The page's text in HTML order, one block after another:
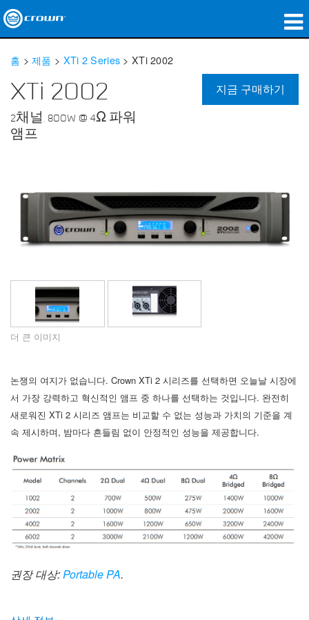
응용 분야
네트워크 오디오
구매처
언어/지역
홈 >제품 > XTi 2 Series > XTi 2002
XTi 2002
2채널, 800W @ 4Ω 파워
앰프
지금 구매하기
더 큰 이미지
논쟁의 여지가 없습니다. Crown XTi 2 시리즈를 선택하면 오늘날 시장에
서 가장 강력하고 혁신적인 앰프 중 하나를 선택하는 것입니다. 완전히
새로워진 XTi 2 시리즈 앰프는 비교할 수 없는 성능과 가치의 기준을 계
속 제시하며, 밤마다 흔들림 없이 안정적인 성능을 제공합니다.
권장 대상:Portable PA.